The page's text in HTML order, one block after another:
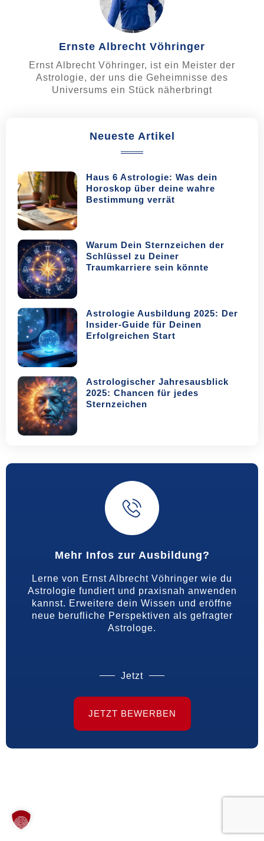
Ernste Albrecht Vöhringer
Ernst Albrecht Vöhringer, ist ein Meister der
Astrologie, der uns die Geheimnisse des
Universums ein Stück näherbringt
Neueste Artikel
Haus 6 Astrologie: Was dein
Horoskop über deine wahre
Bestimmung verrät
Warum Dein Sternzeichen der
Schlüssel zu Deiner
Traumkarriere sein könnte
Astrologie Ausbildung 2025: Der
Insider-Guide für Deinen
Erfolgreichen Start
Astrologischer Jahresausblick
2025: Chancen für jedes
Sternzeichen
Mehr Infos zur Ausbildung?
Lerne von Ernst Albrecht Vöhringer wie du
Astrologie fundiert und praxisnah anwenden
kannst. Erweitere dein Wissen und eröffne
neue berufliche Perspektiven als gefragter
Astrologe.
Jetzt
JETZT BEWERBEN